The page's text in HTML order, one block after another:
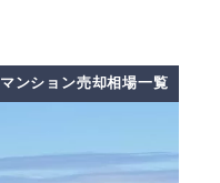
マンション売却相場一覧